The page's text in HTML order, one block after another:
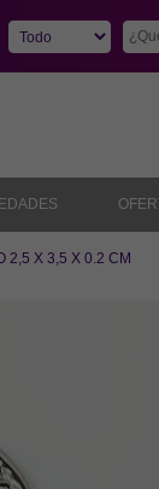
2,5 X 3,5 X 0.2 CM